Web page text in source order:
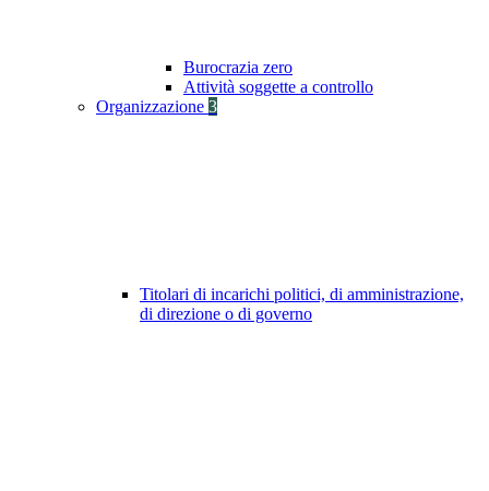
Burocrazia zero
Attività soggette a controllo
Organizzazione 3
Titolari di incarichi politici, di amministrazione,
di direzione o di governo